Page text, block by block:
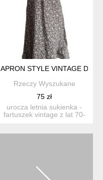
APRON STYLE VINTAGE
Rzeczy Wyszukane
75 zł
urocza letnia sukienka -
fartuszek vintage z lat 70-